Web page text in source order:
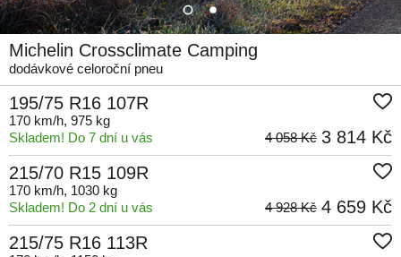
Michelin Crossclimate Camping
dodávkové celoroční pneu
195/75 R16 107R
170 km/h, 975 kg
Skladem! Do 7 dní u vás
3 814 Kč
4 058 Kč
215/70 R15 109R
170 km/h, 1030 kg
Skladem! Do 2 dní u vás
4 659 Kč
4 928 Kč
215/75 R16 113R